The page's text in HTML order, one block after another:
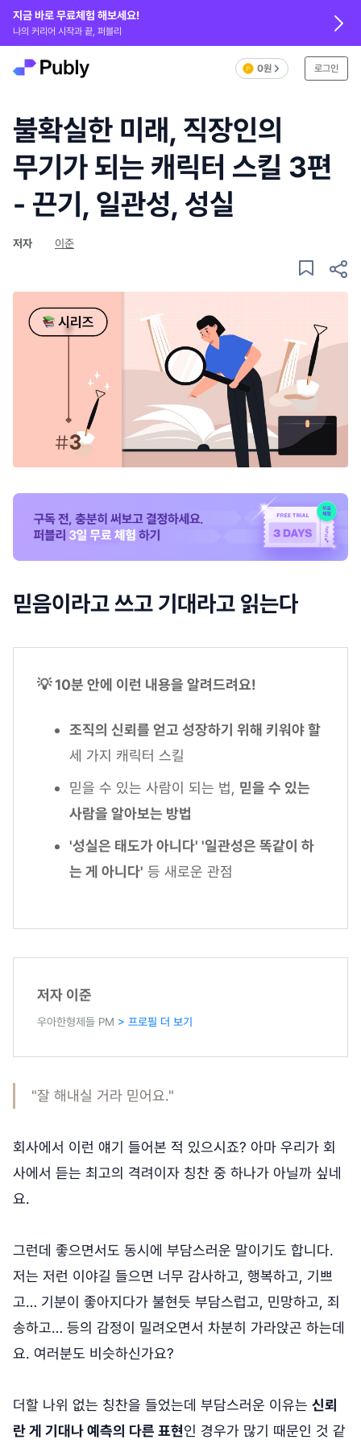
지금 바로 무료체험 해보세요!
나의 커리어 시작과 끝, 퍼블리
0원 로그인
불확실한 미래, 직장인의
무기가 되는 캐릭터 스킬 3편
- 끈기, 일관성, 성실
저자 이준
믿음이라고 쓰고 기대라고 읽는다
💡 10분 안에 이런 내용을 알려드려요!
조직의 신뢰를 얻고 성장하기 위해 키워야 할
세 가지 캐릭터 스킬
믿을 수 있는 사람이 되는 법, 믿을 수 있는
사람을 알아보는 방법
'성실은 태도가 아니다' '일관성은 똑같이 하
는 게 아니다' 등 새로운 관점
저자 이준
우아한형제들 PM > 프로필 더 보기
"잘 해내실 거라 믿어요."
회사에서 이런 얘기 들어본 적 있으시죠? 아마 우리가 회
사에서 듣는 최고의 격려이자 칭찬 중 하나가 아닐까 싶네
요.
그런데 좋으면서도 동시에 부담스러운 말이기도 합니다.
저는 저런 이야길 들으면 너무 감사하고, 행복하고, 기쁘
고… 기분이 좋아지다가 불현듯 부담스럽고, 민망하고, 죄
송하고… 등의 감정이 밀려오면서 차분히 가라앉곤 하는데
요. 여러분도 비슷하신가요?
더할 나위 없는 칭찬을 들었는데 부담스러운 이유는 신뢰
란 게 기대나 예측의 다른 표현인 경우가 많기 때문인 것 같